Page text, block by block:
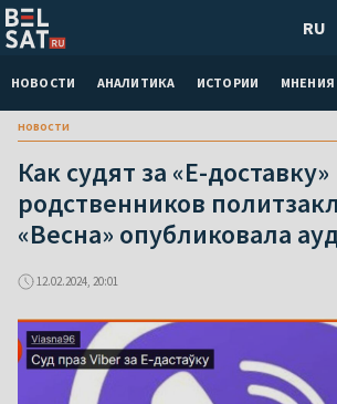
НОВОСТИ АНАЛИТИКА ИСТОРИИ МНЕНИЯ
RU
новости
Как судят за «Е-доставку»
родственников
«Весна» опубликовала
12.02.2024, 20:01